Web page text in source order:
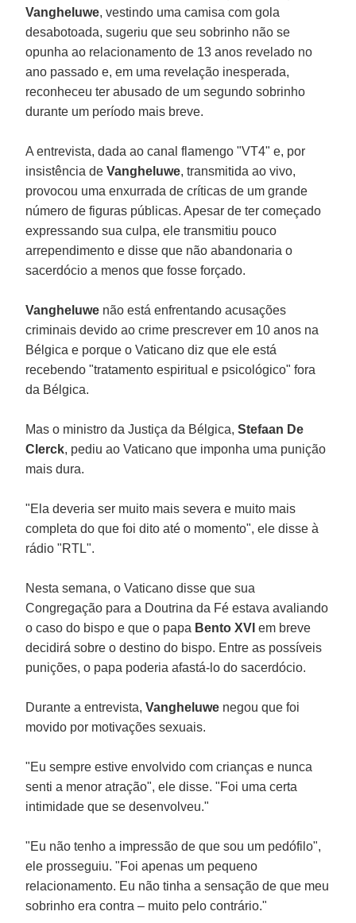
Vangheluwe, vestindo uma camisa com gola
desabotoada, sugeriu que seu sobrinho não se
opunha ao relacionamento de 13 anos revelado no
ano passado e, em uma revelação inesperada,
reconheceu ter abusado de um segundo sobrinho
durante um período mais breve.
A entrevista, dada ao canal flamengo "VT4" e, por
insistência deVangheluwe, transmitida ao vivo,
provocou uma enxurrada de críticas de um grande
número de figuras públicas. Apesar de ter começado
expressando sua culpa, ele transmitiu pouco
arrependimento e disse que não abandonaria o
sacerdócio a menos que fosse forçado.
Vangheluwe não está enfrentando acusações
criminais devido ao crime prescrever em 10 anos na
Bélgica e porque o Vaticano diz que ele está
recebendo "tratamento espiritual e psicológico" fora
da Bélgica.
Mas o ministro da Justiça da Bélgica,Stefaan De
Clerck, pediu ao Vaticano que imponha uma punição
mais dura.
"Ela deveria ser muito mais severa e muito mais
completa do que foi dito até o momento", ele disse à
rádio "RTL".
Nesta semana, o Vaticano disse que sua
Congregação para a Doutrina da Fé estava avaliando
o caso do bispo e que o papa Bento XVI em breve
decidirá sobre o destino do bispo. Entre as possíveis
punições, o papa poderia afastá-lo do sacerdócio.
Durante a entrevista,Vangheluwe negou que foi
movido por motivações sexuais.
"Eu sempre estive envolvido com crianças e nunca
senti a menor atração", ele disse. "Foi uma certa
intimidade que se desenvolveu."
"Eu não tenho a impressão de que sou um pedófilo",
ele prosseguiu. "Foi apenas um pequeno
relacionamento. Eu não tinha a sensação de que meu
sobrinho era contra – muito pelo contrário."